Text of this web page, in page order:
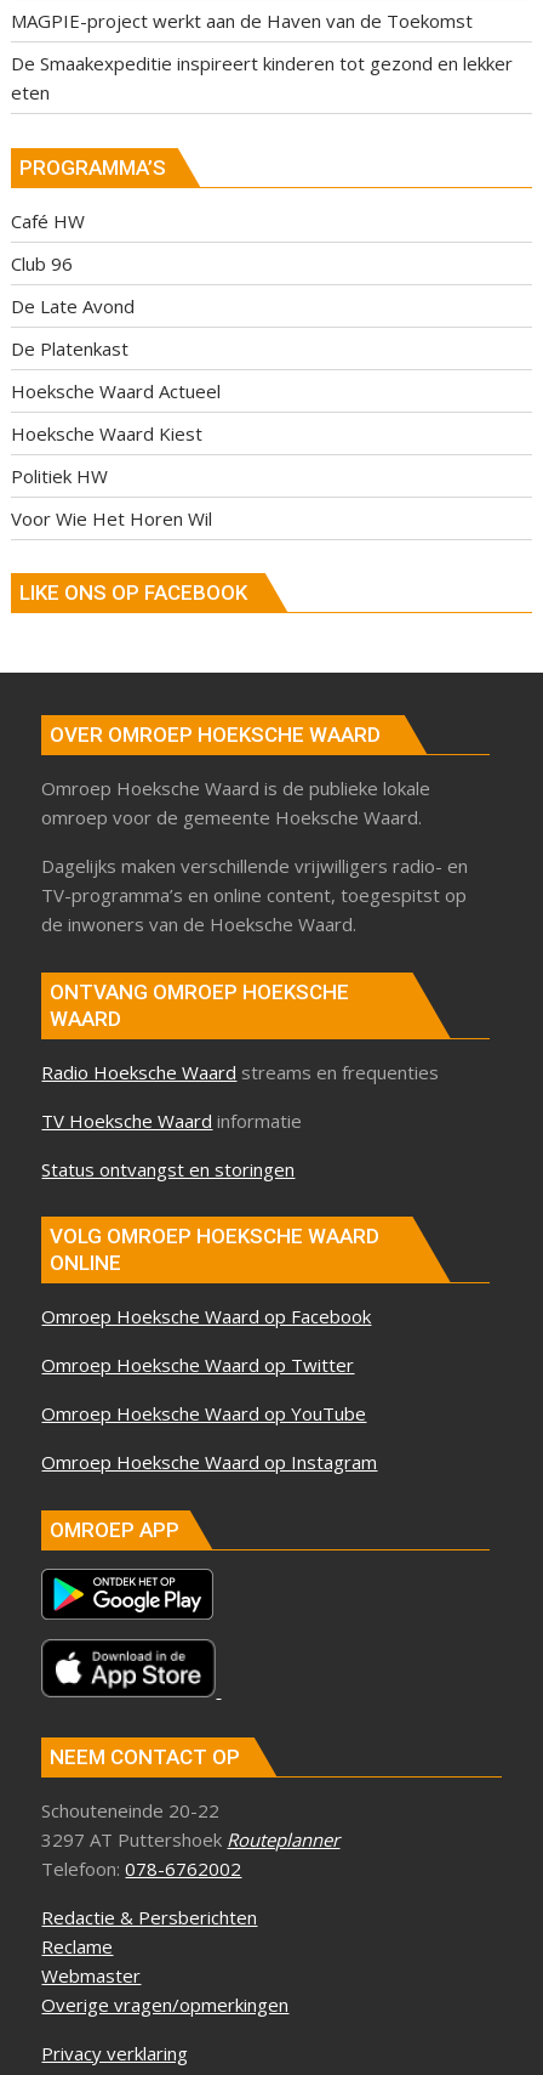
MAGPIE-project werkt aan de Haven van de Toekomst
De Smaakexpeditie inspireert kinderen tot gezond en lekker
eten
PROGRAMMA’S
Café HW
Club 96
De Late Avond
De Platenkast
Hoeksche Waard Actueel
Hoeksche Waard Kiest
Politiek HW
Voor Wie Het Horen Wil
LIKE ONS OP FACEBOOK
OVER OMROEP HOEKSCHE WAARD
Omroep Hoeksche Waard is de publieke lokale
omroep voor de gemeente Hoeksche Waard.
Dagelijks maken verschillende vrijwilligers radio- en
TV-programma’s en online content, toegespitst op
de inwoners van de Hoeksche Waard.
ONTVANG OMROEP HOEKSCHE
WAARD
Radio Hoeksche Waard streams en frequenties
TV Hoeksche Waard informatie
Status ontvangst en storingen
VOLG OMROEP HOEKSCHE WAARD
ONLINE
Omroep Hoeksche Waard op Facebook
Omroep Hoeksche Waard op Twitter
Omroep Hoeksche Waard op YouTube
Omroep Hoeksche Waard op Instagram
OMROEP APP
NEEM CONTACT OP
Schouteneinde 20-22
3297 AT Puttershoek Routeplanner
Telefoon:078-6762002
Redactie & Persberichten
Reclame
Webmaster
Overige vragen/opmerkingen
Privacy verklaring